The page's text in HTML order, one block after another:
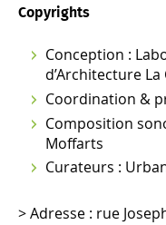
Copyrights
Conception :
d’Architecture
Coordination &
Composition
Moffarts
Curateurs :
> Adresse : rue